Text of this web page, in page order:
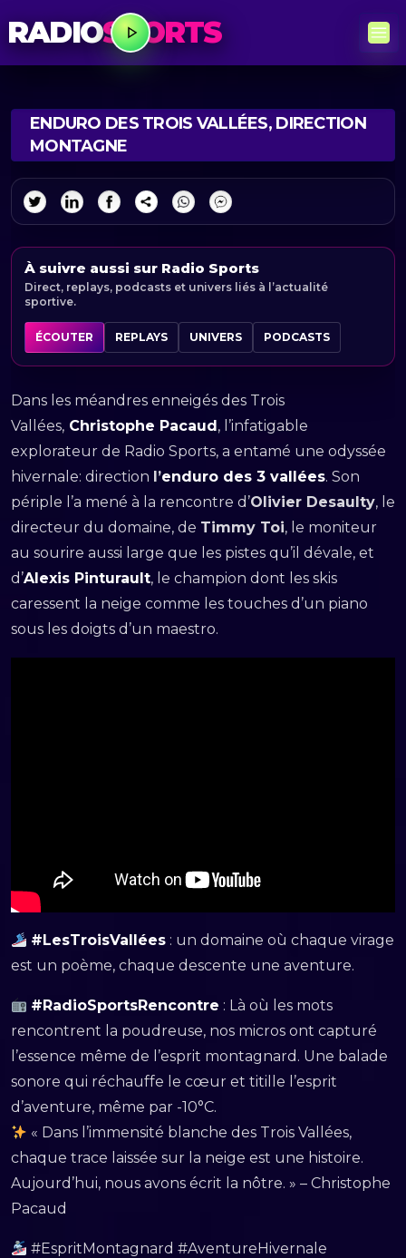
RADIOSPORTS
ENDURO DES TROIS VALLÉES, DIRECTION
MONTAGNE
À suivre aussi sur Radio Sports
Direct, replays, podcasts et univers liés à l’actualité
sportive.
ÉCOUTER REPLAYS UNIVERS PODCASTS
Dans les méandres enneigés des Trois
Vallées, Christophe Pacaud, l’infatigable
explorateur de Radio Sports, a entamé une odyssée
hivernale: direction l’enduro des 3 vallées. Son
périple l’a mené à la rencontre d’Olivier Desaulty, le
directeur du domaine, de Timmy Toi, le moniteur
au sourire aussi large que les pistes qu’il dévale, et
d’Alexis Pinturault, le champion dont les skis
caressent la neige comme les touches d’un piano
sous les doigts d’un maestro.
#LesTroisVallées : un domaine où chaque virage
est un poème, chaque descente une aventure.
#RadioSportsRencontre : Là où les mots
rencontrent la poudreuse, nos micros ont capturé
l’essence même de l’esprit montagnard. Une balade
sonore qui réchauffe le cœur et titille l’esprit
d’aventure, même par -10°C.
« Dans l’immensité blanche des Trois Vallées,
chaque trace laissée sur la neige est une histoire.
Aujourd’hui, nous avons écrit la nôtre. » – Christophe
Pacaud
#EspritMontagnard #AventureHivernale